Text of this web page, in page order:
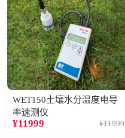
WET150土壤水分温度电导
率速测仪
¥11999 ¥11999